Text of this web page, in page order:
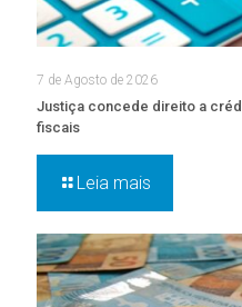
7 de Agosto de 2026
Justiça concede direito a
fiscais
Leia mais